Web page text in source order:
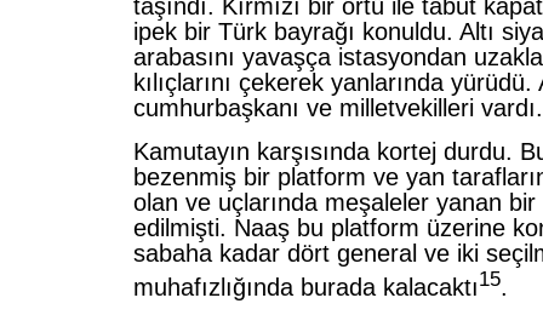
taşındı. Kırmızı bir örtü ile tabut
ipek bir Türk bayrağı konuldu. Altı
arabasını yavaşça istasyondan
kılıçlarını çekerek yanlarında yürüdü.
cumhurbaşkanı ve milletvekilleri vardı.
Kamutayın karşısında kortej durdu.
bezenmiş bir platform ve yan
olan ve uçlarında meşaleler yanan
edilmişti. Naaş bu platform üzerine
sabaha kadar dört general ve iki
muhafızlığında burada kalacaktı15.